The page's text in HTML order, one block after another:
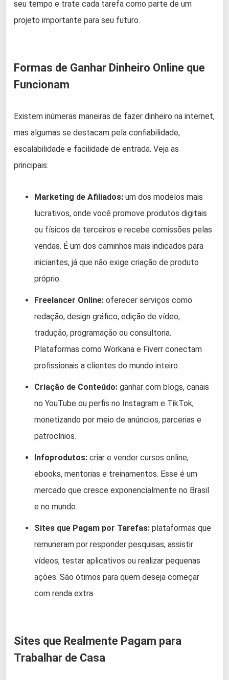
seu tempo e trate cada tarefa como parte de um
projeto importante para seu futuro.
Formas de Ganhar Dinheiro Online que
Funcionam
Existem inúmeras maneiras de fazer dinheiro na internet,
mas algumas se destacam pela confiabilidade,
escalabilidade e facilidade de entrada. Veja as
principais:
Marketing de Afiliados: um dos modelos mais
lucrativos, onde você promove produtos digitais
ou físicos de terceiros e recebe comissões pelas
vendas. É um dos caminhos mais indicados para
iniciantes, já que não exige criação de produto
próprio.
Freelancer Online: oferecer serviços como
redação, design gráfico, edição de vídeo,
tradução, programação ou consultoria.
Plataformas como Workana e Fiverr conectam
profissionais a clientes do mundo inteiro.
Criação de Conteúdo: ganhar com blogs, canais
no YouTube ou perfis no Instagram e TikTok,
monetizando por meio de anúncios, parcerias e
patrocínios.
Infoprodutos: criar e vender cursos online,
ebooks, mentorias e treinamentos. Esse é um
mercado que cresce exponencialmente no Brasil
e no mundo.
Sites que Pagam por Tarefas: plataformas que
remuneram por responder pesquisas, assistir
vídeos, testar aplicativos ou realizar pequenas
ações. São ótimos para quem deseja começar
com renda extra.
Sites que Realmente Pagam para
Trabalhar de Casa